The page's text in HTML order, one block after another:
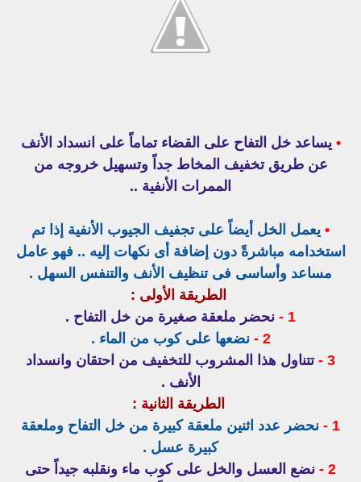
• يساعد خل التفاح على القضاء تماماً على انسداد الأنف
عن طريق تخفيف المخاط جداً وتسهيل خروجه من
الممرات الأنفية ..
• يعمل الخل أيضاً على تجفيف الجيوب الأنفية إذا تم
استخدامه مباشرةً دون إضافة أى نكهات إليه .. فهو عامل
مساعد وأساسى فى تنظيف الأنف والتنفس السهل .
الطريقة الأولى :
1 -
نحضر ملعقة صغيرة من خل التفاح .
2 -
نضعها على كوب من الماء .
3 -
تتناول هذا المشروب للتخفيف من احتقان وانسداد
الأنف .
الطريقة الثانية :
1 -
نحضر عدد اثنين ملعقة كبيرة من خل التفاح وملعقة
كبيرة عسل .
2 -
نضع العسل والخل على كوب ماء ونقلبه جيداً حتى